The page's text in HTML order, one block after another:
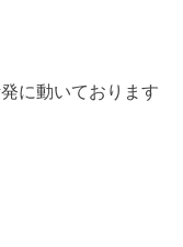
に動いております